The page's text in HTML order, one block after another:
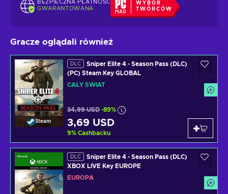
BEZPIECZNA PŁATNOŚĆ
GWARANTOWANA
WYBÓR
TWÓRCÓW
Gracze oglądali również
Steam
DLC
Sniper Elite 4 - Season Pass (DLC)
(PC) Steam Key GLOBAL
CAŁY ŚWIAT
34,99 USD -89%
3,69 USD
9% Cashbacku
DLC
Sniper Elite 4 - Season Pass (DLC)
XBOX LIVE Key EUROPE
EUROPA